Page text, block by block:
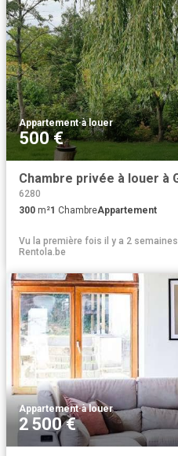
Appartement·à louer
500 €
6280
300 m²1 ChambreAppartement
Vu la première fois il y a 2 semaines
Rentola.be
Appartement·à louer
2 500 €